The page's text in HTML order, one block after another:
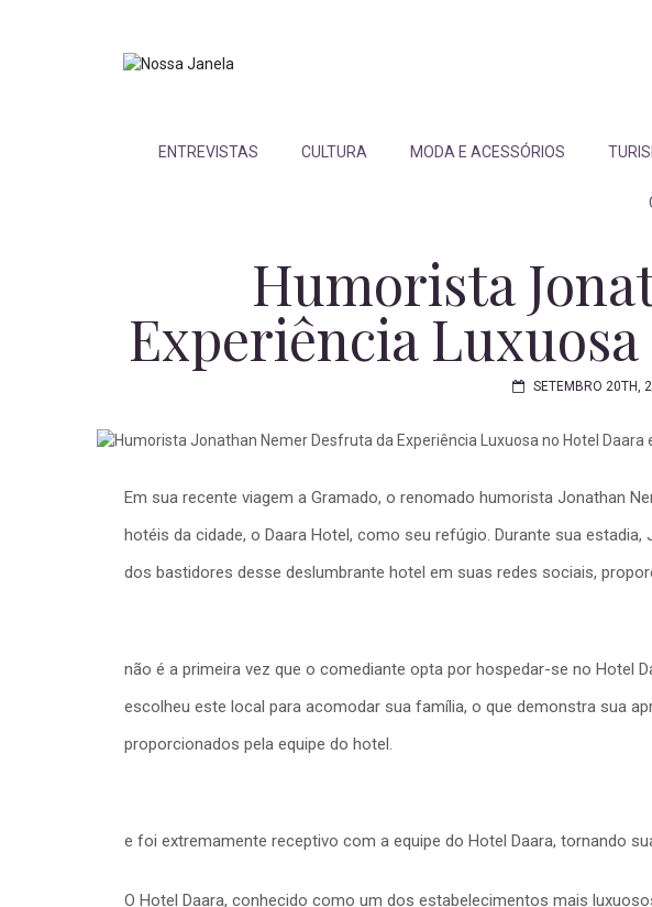
ENTREVISTAS CULTURA MODA E ACESSÓRIOS
Humorista
Experiência
SETEMBRO 20TH,
Em sua recente viagem a Gramado, o renomado humorista Jonathan
hotéis da cidade, o Daara Hotel, como seu refúgio. Durante sua
dos bastidores desse deslumbrante hotel em suas redes sociais,
não é a primeira vez que o comediante opta por hospedar-se no Hotel
escolheu este local para acomodar sua família, o que demonstra sua
proporcionados pela equipe do hotel.
e foi extremamente receptivo com a equipe do Hotel Daara, tornando
O Hotel Daara, conhecido como um dos estabelecimentos mais